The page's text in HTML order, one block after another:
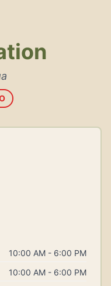
10:00 AM - 6:00 PM
10:00 AM - 6:00 PM